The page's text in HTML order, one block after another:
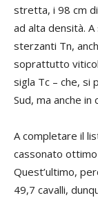
stretta, i 98 cm
ad alta densità.
sterzanti Tn,
soprattutto
sigla Tc – che,
Sud, ma anche
A completare il
cassonato
Quest’ultimo,
49,7 cavalli,